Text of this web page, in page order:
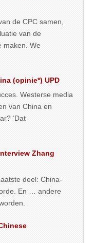
de CPC samen,
van de
maken. We
(opinie*) UPD
Westerse media
van China en
‘Dat
Zhang
deel: China-
En … andere